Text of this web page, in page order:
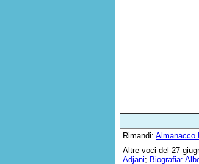
Rimandi: Almanacco
Altre voci del 27
Adjani; Biografia: